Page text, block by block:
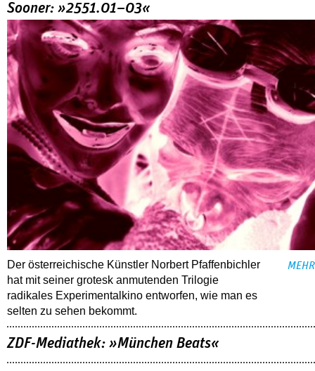
Sooner: »2551.01–03«
Der österreichische Künstler Norbert Pfaffenbichler
hat mit seiner grotesk anmutenden Trilogie
radikales Experimentalkino entworfen, wie man es
selten zu sehen bekommt.
MEHR
ZDF-Mediathek: »München Beats«